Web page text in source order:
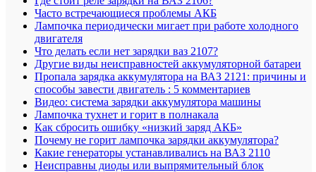
Часто встречающиеся проблемы АКБ
Лампочка периодически мигает при работе холодного
двигателя
Что делать если нет зарядки ваз 2107?
Другие виды неисправностей аккумуляторной батареи
Пропала зарядка аккумулятора на ВАЗ 2121: причины и
способы завести двигатель : 5 комментариев
Видео: система зарядки аккумулятора машины
Лампочка тухнет и горит в полнакала
Как сбросить ошибку «низкий заряд АКБ»
Почему не горит лампочка зарядки аккумулятора?
Какие генераторы устанавливались на ВАЗ 2110
Неисправны диоды или выпрямительный блок